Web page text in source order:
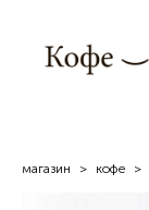
магазин > кофe >